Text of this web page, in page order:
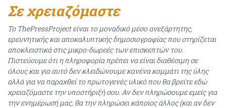
Σε χρειαζόμαστε
Το ThePressProject είναι το μοναδικό μέσο ανεξάρτητης,
ερευνητικής και αποκαλυπτικής δημοσιογραφίας που στηρίζεται
αποκλειστικά στις μικρο-δωρεές των επισκεπτών του.
Πιστεύουμε ότι η πληροφορία πρέπει να είναι διαθέσιμη σε
όλους και για αυτό δεν κλειδώνουμε κανένα κομμάτι της ύλης
αλλά για να παραχθεί το πρωτογενές υλικό που θα βρείτε εδώ
χρειαζόμαστε την υποστήριξή σου. Αν δεν πληρώσουμε εμείς για
την ενημέρωσή μας, θα την πληρώσει κάποιος άλλος (και αν δεν